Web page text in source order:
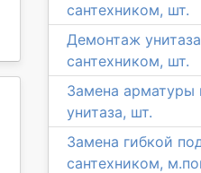
сантехником, шт.
Демонтаж унитаза
сантехником, шт.
Замена арматуры
унитаза, шт.
Замена гибкой
сантехником,